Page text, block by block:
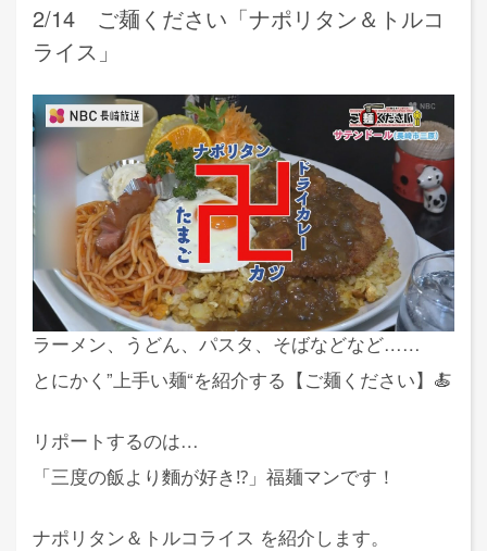
2/14 ご麺ください「ナポリタン＆トルコ
ライス」
ラーメン、うどん、パスタ、そばなどなど……
とにかく”上手い麺“を紹介する【ご麺ください】🍝
リポートするのは…
「三度の飯より麵が好き⁉」福麺マンです！
ナポリタン＆トルコライス を紹介します。